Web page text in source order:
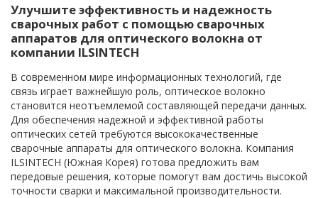
Улучшите эффективность и надежность
сварочных работ с помощью сварочных
аппаратов для оптического волокна от
компании ILSINTECH
В современном мире информационных технологий, где
связь играет важнейшую роль, оптическое волокно
становится неотъемлемой составляющей передачи данных.
Для обеспечения надежной и эффективной работы
оптических сетей требуются высококачественные
сварочные аппараты для оптического волокна. Компания
ILSINTECH (Южная Корея) готова предложить вам
передовые решения, которые помогут вам достичь высокой
точности сварки и максимальной производительности.